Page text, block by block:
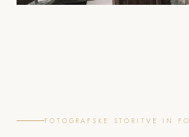
FOTOGRAFSKE STORITVE IN